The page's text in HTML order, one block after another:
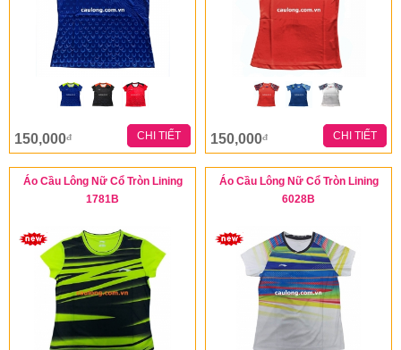
150,000đ CHI TIẾT 150,000đ CHI TIẾT
Áo Cầu Lông Nữ Cổ Tròn Lining
1781B
Áo Cầu Lông Nữ Cổ Tròn Lining
6028B